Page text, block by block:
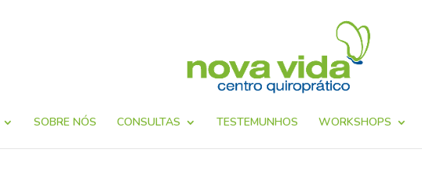
SOBRE NÓS CONSULTAS TESTEMUNHOS WORKSHOPS